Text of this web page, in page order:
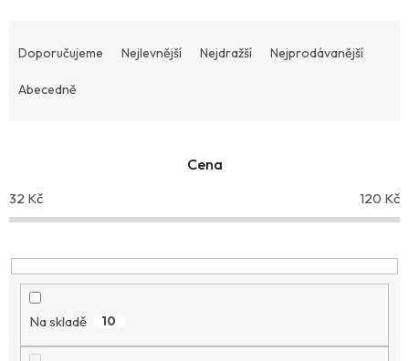
a
e
o
d
k
Doporučujeme Nejlevnější Nejdražší Nejprodávanější
Abecedně
Cena
32 Kč 120 Kč
Na skladě 10